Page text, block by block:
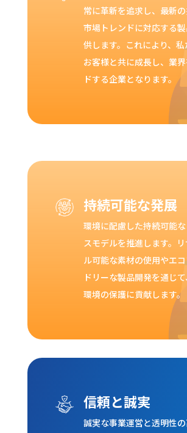
常に革新を追求し、最新
市場トレンドに対応する
供します。これにより、
お客様と共に成長し、業
ドする企業となります。
持続可能な発展
環境に配慮した持続可能
スモデルを推進します。
ル可能な素材の使用やエ
ドリーな製品開発を通じ
環境の保護に貢献します。
信頼と誠実
誠実な事業運営と透明性